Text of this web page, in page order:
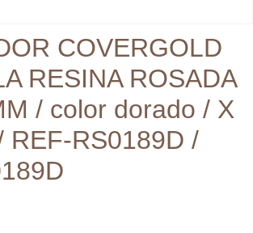
COVERGOLD
RESINA ROSADA
/ color dorado / X
REF-RS0189D /